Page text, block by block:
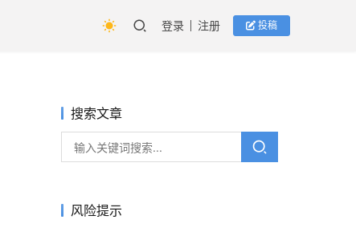
登录 注册 投稿
搜索文章
风险提示